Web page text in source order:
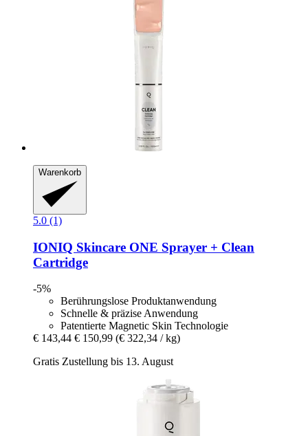
Warenkorb
5.0 (1)
IONIQ Skincare ONE Sprayer + Clean
Cartridge
-5%
Berührungslose Produktanwendung
Schnelle & präzise Anwendung
Patentierte Magnetic Skin Technologie
€ 143,44 € 150,99 (€ 322,34 / kg)
Gratis Zustellung bis 13. August